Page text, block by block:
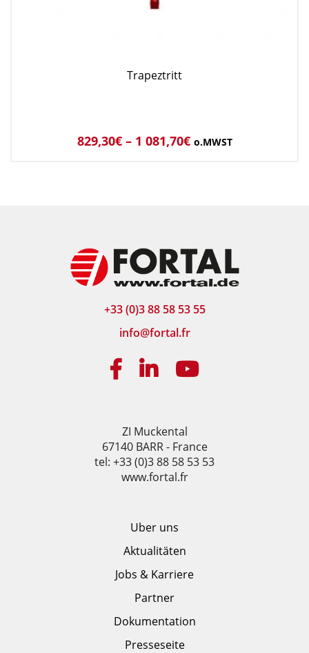
Trapeztritt
829,30€– 1 081,70€ o.MWST
+33 (0)3 88 58 53 55
info@fortal.fr
ZI Muckental
67140 BARR - France
tel: +33 (0)3 88 58 53 53
www.fortal.fr
Uber uns
Aktualitäten
Jobs & Karriere
Partner
Dokumentation
Presseseite